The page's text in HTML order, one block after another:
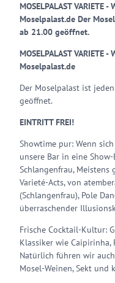
MOSELPALAST VARIETE -
Moselpalast.de Der
ab 21.00 geöffnet.
MOSELPALAST VARIETE -
Moselpalast.de
Der Moselpalast ist
geöffnet.
EINTRITT FREI!
Showtime pur: Wenn
unsere Bar in eine
Schlangenfrau, Meistens
Varieté-Acts, von
(Schlangenfrau), Pole
überraschender
Frische Cocktail-Kultur:
Klassiker wie Caipirinha,
Natürlich führen wir
Mosel-Weinen, Sekt und